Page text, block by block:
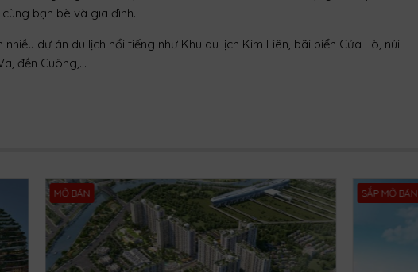
bạn bè và gia đình.
dự án du lịch nổi tiếng như Khu du lịch Kim Liên, bãi biển Cửa Lò, núi
đền Cuông,…
MỞ BÁN SẮP MỞ BÁN